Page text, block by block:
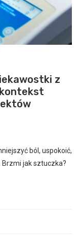
z
ból, uspokoić,
jak sztuczka?